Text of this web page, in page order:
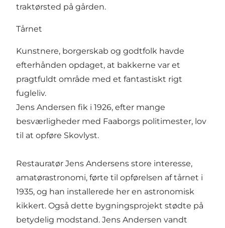
traktørsted på gården.
Tårnet
Kunstnere, borgerskab og godtfolk havde
efterhånden opdaget, at bakkerne var et
pragtfuldt område med et fantastiskt rigt
fugleliv.
Jens Andersen fik i 1926, efter mange
besværligheder med Faaborgs politimester, lov
til at opføre Skovlyst.
Restauratør Jens Andersens store interesse,
amatørastronomi, førte til opførelsen af tårnet i
1935, og han installerede her en astronomisk
kikkert. Også dette bygningsprojekt stødte på
betydelig modstand. Jens Andersen vandt